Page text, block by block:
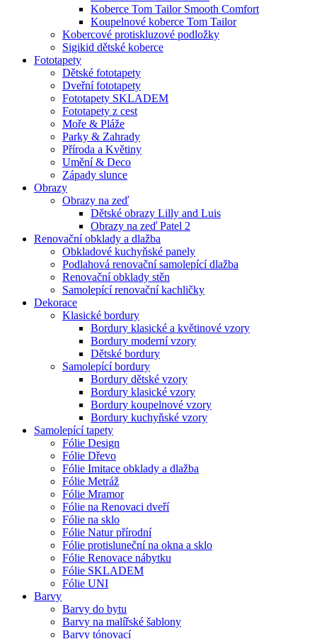
Koberce Tom Tailor Smooth Comfort
Koupelnové koberce Tom Tailor
Kobercové protiskluzové podložky
Sigikid dětské koberce
Fototapety
Dětské fototapety
Dveřní fototapety
Fototapety SKLADEM
Fototapety z cest
Moře & Pláže
Parky & Zahrady
Příroda a Květiny
Umění & Deco
Západy slunce
Obrazy
Obrazy na zeď
Dětské obrazy Lilly and Luis
Obrazy na zeď Patel 2
Renovační obklady a dlažba
Obkladové kuchyňské panely
Podlahová renovační samolepící dlažba
Renovační obklady stěn
Samolepící renovační kachličky
Dekorace
Klasické bordury
Bordury klasické a květinové vzory
Bordury moderní vzory
Dětské bordury
Samolepící bordury
Bordury dětské vzory
Bordury klasické vzory
Bordury koupelnové vzory
Bordury kuchyňské vzory
Samolepící tapety
Fólie Design
Fólie Dřevo
Fólie Imitace obklady a dlažba
Fólie Metráž
Fólie Mramor
Fólie na Renovaci dveří
Fólie na sklo
Fólie Natur přírodní
Fólie protisluneční na okna a sklo
Fólie Renovace nábytku
Fólie SKLADEM
Fólie UNI
Barvy
Barvy do bytu
Barvy na malířské šablony
Barvy tónovací